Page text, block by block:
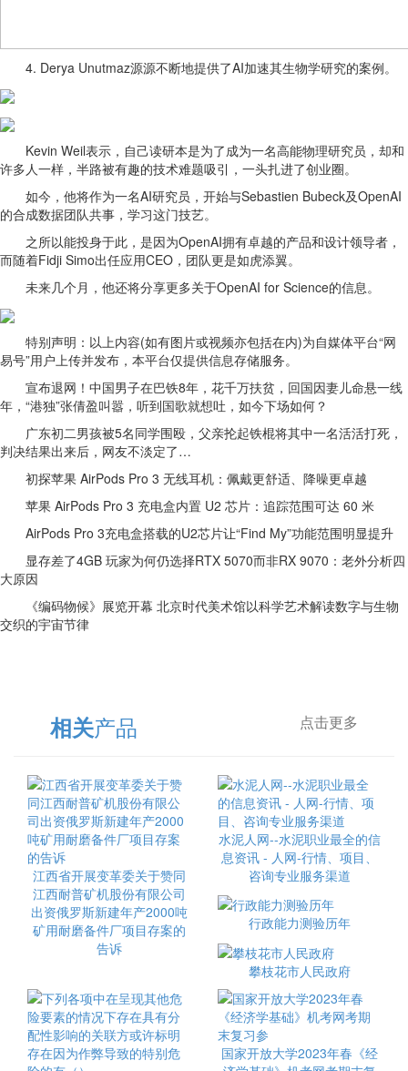
4. Derya Unutmaz源源不断地提供了AI加速其生物学研究的案例。
Kevin Weil表示，自己读研本是为了成为一名高能物理研究员，却和
许多人一样，半路被有趣的技术难题吸引，一头扎进了创业圈。
如今，他将作为一名AI研究员，开始与Sebastien Bubeck及OpenAI
的合成数据团队共事，学习这门技艺。
之所以能投身于此，是因为OpenAI拥有卓越的产品和设计领导者，
而随着Fidji Simo出任应用CEO，团队更是如虎添翼。
未来几个月，他还将分享更多关于OpenAI for Science的信息。
特别声明：以上内容(如有图片或视频亦包括在内)为自媒体平台“网
易号”用户上传并发布，本平台仅提供信息存储服务。
宣布退网！中国男子在巴铁8年，花千万扶贫，回国因妻儿命悬一线
年，“港独”张倩盈叫嚣，听到国歌就想吐，如今下场如何？
广东初二男孩被5名同学围殴，父亲抡起铁棍将其中一名活活打死，
判决结果出来后，网友不淡定了…
初探苹果 AirPods Pro 3 无线耳机：佩戴更舒适、降噪更卓越
苹果 AirPods Pro 3 充电盒内置 U2 芯片：追踪范围可达 60 米
AirPods Pro 3充电盒搭载的U2芯片让“Find My”功能范围明显提升
显存差了4GB 玩家为何仍选择RTX 5070而非RX 9070：老外分析四
大原因
《编码物候》展览开幕 北京时代美术馆以科学艺术解读数字与生物
交织的宇宙节律
相关产品 点击更多
江西省开展变革委关于赞同
江西耐普矿机股份有限公司
出资俄罗斯新建年产2000吨
矿用耐磨备件厂项目存案的
告诉
水泥人网--水泥职业最全的信
息资讯 - 人网-行情、项目、
咨询专业服务渠道
行政能力测验历年
攀枝花市人民政府
国家开放大学2023年春《经